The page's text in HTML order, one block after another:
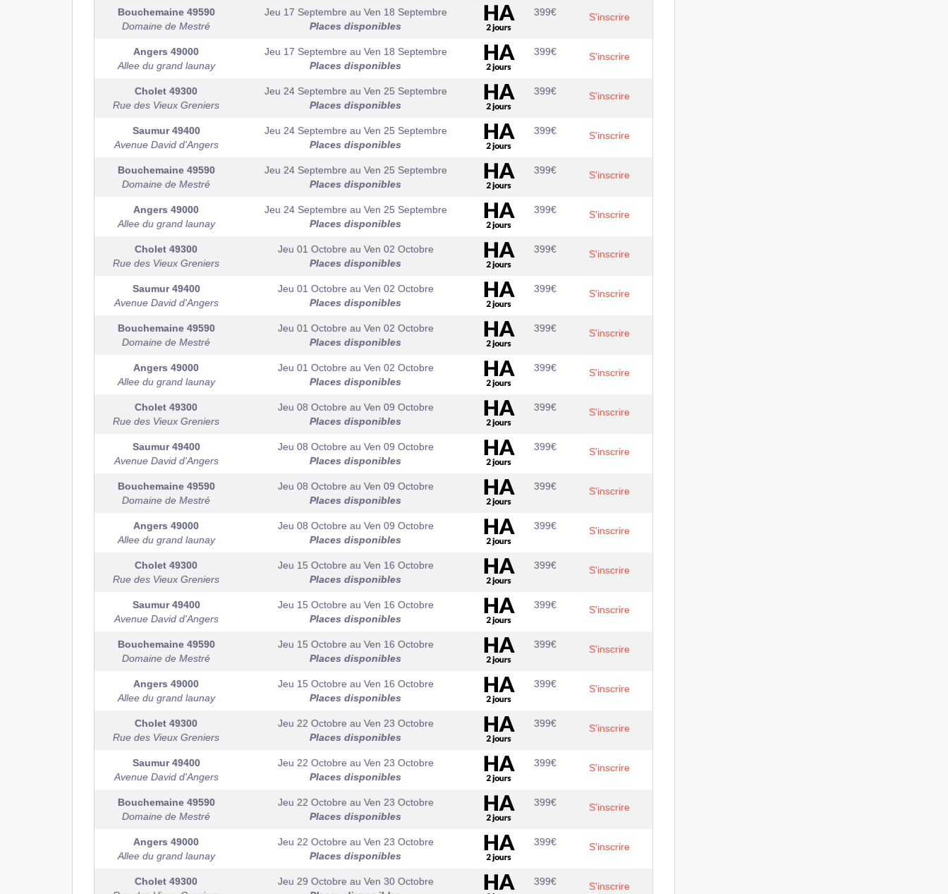
Bouchemaine 49590
Domaine de Mestré
Jeu 17 Septembre au Ven 18 Septembre
Places disponibles
399€ S'inscrire
Angers 49000
Allee du grand launay
Jeu 17 Septembre au Ven 18 Septembre
Places disponibles
399€ S'inscrire
Cholet 49300
Rue des Vieux Greniers
Jeu 24 Septembre au Ven 25 Septembre
Places disponibles
399€ S'inscrire
Saumur49400
Avenue David d'Angers
Jeu 24 Septembre au Ven 25 Septembre
Places disponibles
399€ S'inscrire
Bouchemaine 49590
Domaine de Mestré
Jeu 24 Septembre au Ven 25 Septembre
Places disponibles
399€ S'inscrire
Angers 49000
Allee du grand launay
Jeu 24 Septembre au Ven 25 Septembre
Places disponibles
399€ S'inscrire
Cholet 49300
Rue des Vieux Greniers
Jeu 01 Octobre au Ven 02 Octobre
Places disponibles
399€ S'inscrire
Saumur49400
Avenue David d'Angers
Jeu 01 Octobre au Ven 02 Octobre
Places disponibles
399€ S'inscrire
Bouchemaine 49590
Domaine de Mestré
Jeu 01 Octobre au Ven 02 Octobre
Places disponibles
399€ S'inscrire
Angers 49000
Allee du grand launay
Jeu 01 Octobre au Ven 02 Octobre
Places disponibles
399€ S'inscrire
Cholet 49300
Rue des Vieux Greniers
Jeu 08 Octobre au Ven 09 Octobre
Places disponibles
399€ S'inscrire
Saumur49400
Avenue David d'Angers
Jeu 08 Octobre au Ven 09 Octobre
Places disponibles
399€ S'inscrire
Bouchemaine 49590
Domaine de Mestré
Jeu 08 Octobre au Ven 09 Octobre
Places disponibles
399€ S'inscrire
Angers 49000
Allee du grand launay
Jeu 08 Octobre au Ven 09 Octobre
Places disponibles
399€ S'inscrire
Cholet 49300
Rue des Vieux Greniers
Jeu 15 Octobre au Ven 16 Octobre
Places disponibles
399€ S'inscrire
Saumur49400
Avenue David d'Angers
Jeu 15 Octobre au Ven 16 Octobre
Places disponibles
399€ S'inscrire
Bouchemaine 49590
Domaine de Mestré
Jeu 15 Octobre au Ven 16 Octobre
Places disponibles
399€ S'inscrire
Angers 49000
Allee du grand launay
Jeu 15 Octobre au Ven 16 Octobre
Places disponibles
399€ S'inscrire
Cholet 49300
Rue des Vieux Greniers
Jeu 22 Octobre au Ven 23 Octobre
Places disponibles
399€ S'inscrire
Saumur49400
Avenue David d'Angers
Jeu 22 Octobre au Ven 23 Octobre
Places disponibles
399€ S'inscrire
Bouchemaine 49590
Domaine de Mestré
Jeu 22 Octobre au Ven 23 Octobre
Places disponibles
399€ S'inscrire
Angers 49000
Allee du grand launay
Jeu 22 Octobre au Ven 23 Octobre
Places disponibles
399€ S'inscrire
Cholet 49300
Jeu 29 Octobre au Ven 30 Octobre
399€ S'inscrire